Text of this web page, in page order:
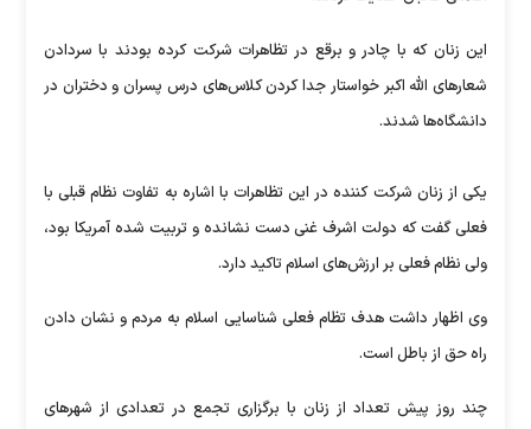
این زنان که با چادر و برقع در تظاهرات شرکت کرده بودند با سردادن
شعار‌های الله اکبر خواستار جدا کردن کلاس‌های درس پسران و دختران در
دانشگاه‌ها شدند.
یکی از زنان شرکت کننده در این تظاهرات با اشاره به تفاوت نظام قبلی با
فعلی گفت که دولت اشرف غنی دست نشانده و تربیت شده آمریکا بود،
ولی نظام فعلی بر ارزش‌های اسلام تاکید دارد.
وی اظهار داشت هدف تظام فعلی شناسایی اسلام به مردم و نشان دادن
راه حق از باطل است.
چند روز پیش تعداد از زنان با برگزاری تجمع در تعدادی از شهر‌های